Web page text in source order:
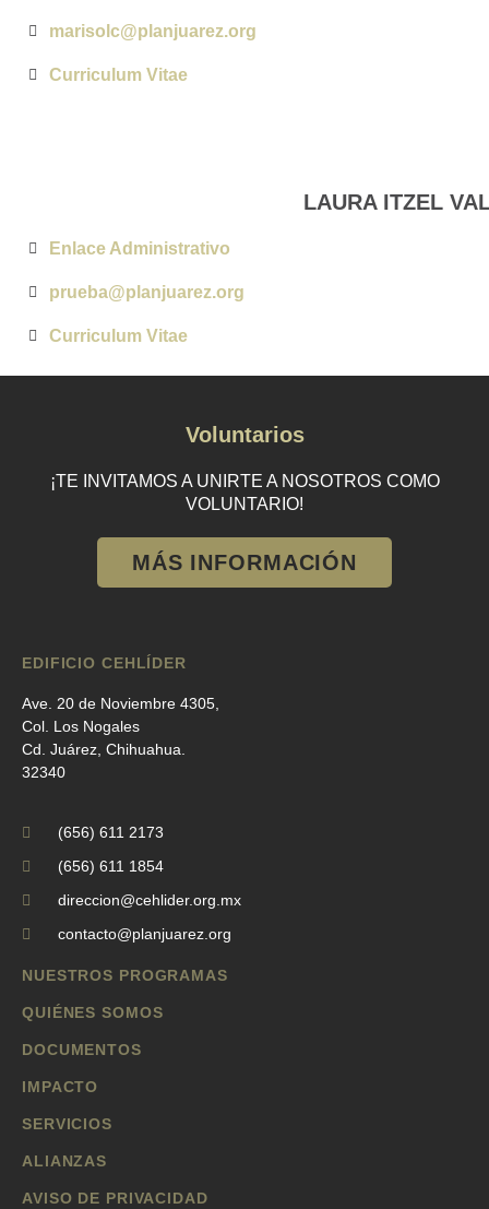
marisolc@planjuarez.org
Curriculum Vitae
LAURA ITZEL
Enlace Administrativo
prueba@planjuarez.org
Curriculum Vitae
Voluntarios
¡TE INVITAMOS A UNIRTE A NOSOTROS COMO
VOLUNTARIO!
MÁS INFORMACIÓN
EDIFICIO CEHLÍDER
Ave. 20 de Noviembre 4305,
Col. Los Nogales
Cd. Juárez, Chihuahua.
32340
(656) 611 2173
(656) 611 1854
direccion@cehlider.org.mx
contacto@planjuarez.org
NUESTROS PROGRAMAS
QUIÉNES SOMOS
DOCUMENTOS
IMPACTO
SERVICIOS
ALIANZAS
AVISO DE PRIVACIDAD